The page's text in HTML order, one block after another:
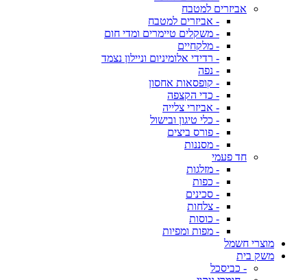
אביזרים למטבח
- אביזרים למטבח
- משקלים טיימרים ומדי חום
- מלקחיים
- רדידי אלומיניום וניילון נצמד
- נפה
- קופסאות אחסון
- כדי הקצפה
- אביזרי צלייה
- כלי טיגון ובישול
- פורס ביצים
- מסננות
חד פעמי
- מזלגות
- כפות
- סכינים
- צלחות
- כוסות
- מפות ומפיות
מוצרי חשמל
משק בית
- כביסכל